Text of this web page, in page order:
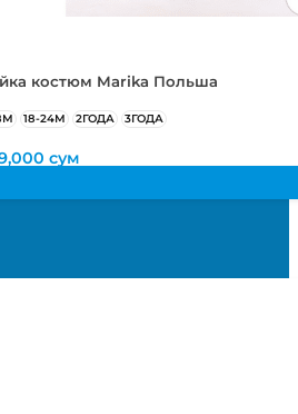
костюм Marika Польша
18-24М 2ГОДА 3ГОДА
сум